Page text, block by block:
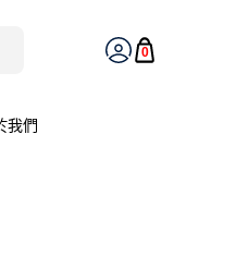
0
我們